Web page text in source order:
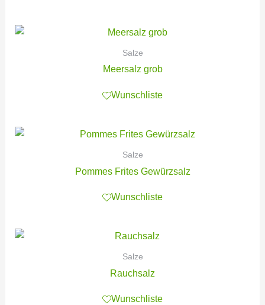
Salze
Meersalz grob
Wunschliste
Salze
Pommes Frites Gewürzsalz
Wunschliste
Salze
Rauchsalz
Wunschliste